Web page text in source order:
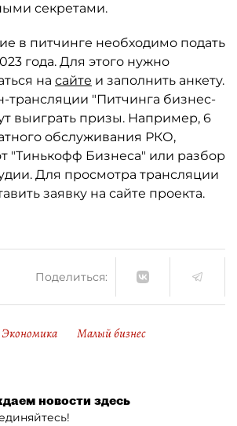
секретами.
в питчинге необходимо подать
года. Для этого нужно
на сайте и заполнить анкету.
трансляции "Питчинга бизнес-
выиграть призы. Например, 6
обслуживания РКО,
"Тинькофф Бизнеса" или разбор
Для просмотра трансляции
заявку на сайте проекта.
Поделиться:
Экономика
Малый бизнес
новости здесь